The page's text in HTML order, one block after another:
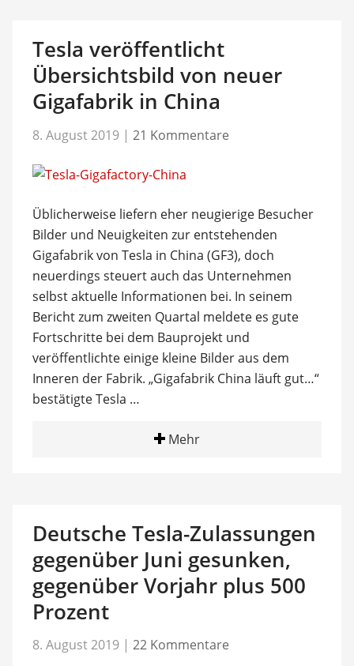
Tesla veröffentlicht
Übersichtsbild von neuer
Gigafabrik in China
8. August 2019 | 21 Kommentare
Üblicherweise liefern eher neugierige Besucher
Bilder und Neuigkeiten zur entstehenden
Gigafabrik von Tesla in China (GF3), doch
neuerdings steuert auch das Unternehmen
selbst aktuelle Informationen bei. In seinem
Bericht zum zweiten Quartal meldete es gute
Fortschritte bei dem Bauprojekt und
veröffentlichte einige kleine Bilder aus dem
Inneren der Fabrik. „Gigafabrik China läuft gut…“
bestätigte Tesla …
Mehr
Deutsche Tesla-Zulassungen
gegenüber Juni gesunken,
gegenüber Vorjahr plus 500
Prozent
8. August 2019 | 22 Kommentare